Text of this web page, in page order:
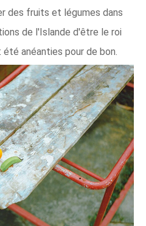
des fruits et légumes dans
de l'Islande d'être le roi
été anéanties pour de bon.